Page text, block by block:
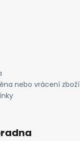
nebo vrácení zboží